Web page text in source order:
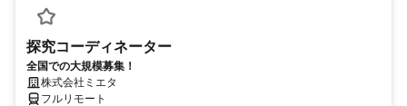
探究コーディネーター
全国での大規模募集！
株式会社ミエタ
フルリモート